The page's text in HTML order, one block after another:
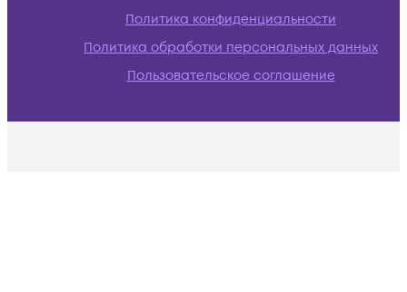
Политика конфиденциальности
Политика обработки персональных данных
Пользовательское соглашение